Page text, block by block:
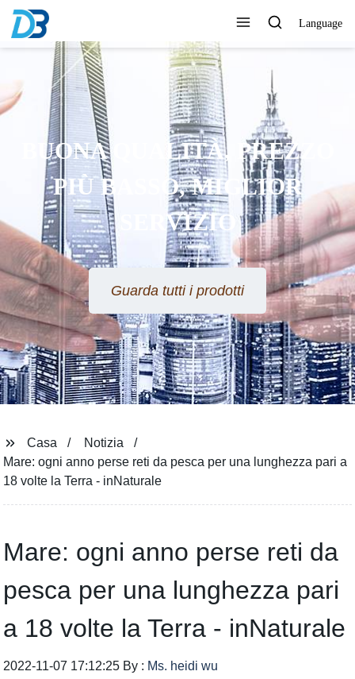
Language
BUONA QUALITÀ, PREZZO
PIÙ BASSO, MIGLIOR
SERVIZIO
Guarda tutti i prodotti
Casa
Notizia
Mare: ogni anno perse reti da pesca per una lunghezza pari a
18 volte la Terra - inNaturale
Mare: ogni anno perse reti da
pesca per una lunghezza pari
a 18 volte la Terra - inNaturale
2022-11-07 17:12:25 By : Ms. heidi wu